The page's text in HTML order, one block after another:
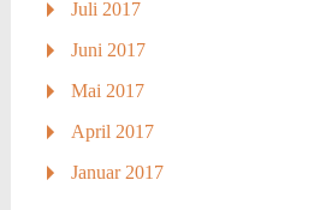
Juli 2017
Juni 2017
Mai 2017
April 2017
Januar 2017